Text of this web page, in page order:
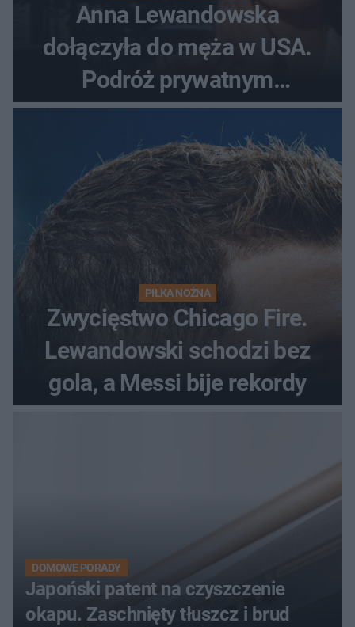
Anna Lewandowska
dołączyła do męża w USA.
Podróż prywatnym
odrzutowcem to dopiero
początek!
PIŁKA NOŻNA
Zwycięstwo Chicago Fire.
Lewandowski schodzi bez
gola, a Messi bije rekordy
DOMOWE PORADY
Japoński patent na czyszczenie
okapu. Zaschnięty tłuszcz i brud